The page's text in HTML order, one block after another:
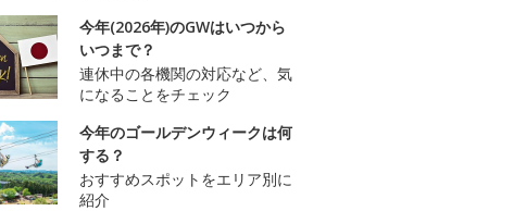
今年(2026年)のGWはいつから
いつまで？
連休中の各機関の対応など、気
になることをチェック
今年のゴールデンウィークは何
する？
おすすめスポットをエリア別に
紹介